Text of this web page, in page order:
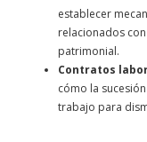
establecer
relacionados
patrimonial.
Contratos
cómo la
trabajo para